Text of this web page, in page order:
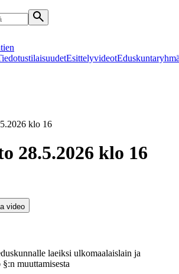
Esittelyvideot
klo 16
28.5.2026 klo 16
video
laeiksi ulkomaalaislain ja
muuttamisesta